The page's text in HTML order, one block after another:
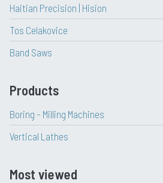
Haitian Precision | Hision
Tos Celakovice
Band Saws
Products
Boring – Milling Machines
Vertical Lathes
Most viewed